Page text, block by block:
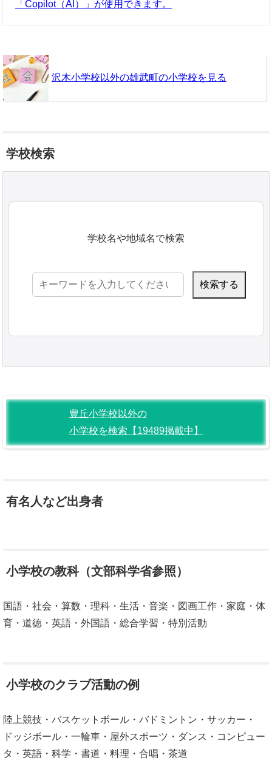
「Copilot（AI）」が使用できます。
沢木小学校以外の雄武町の小学校を見る
学校検索
学校名や地域名で検索
検
豊丘小学校以外の
小学校を検索【19489掲載中】
有名人など出身者
小学校の教科（文部科学省参照）
国語・社会・算数・理科・生活・音楽・図画工作・家庭・体
育・道徳・英語・外国語・総合学習・特別活動
小学校のクラブ活動の例
陸上競技・バスケットボール・バドミントン・サッカー・
ドッジボール・一輪車・屋外スポーツ・ダンス・コンピュー
タ・英語・科学・書道・料理・合唱・茶道